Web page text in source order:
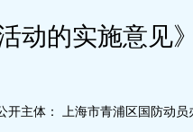
动的实施意见
开主体： 上海市青浦区国防动员